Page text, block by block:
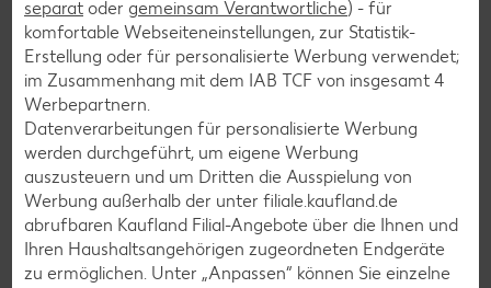
Vitamin E: 0 mg
Mineralstoffe
Calcium:7 mg
Eisen:0.53 mg
Kalium:358 mg
separat oder gemeinsam Verantwortliche) - für
komfortable Webseiteneinstellungen, zur Statistik-
Erstellung oder für personalisierte Werbung verwendet;
im Zusammenhang mit dem IAB TCF von insgesamt 4
Werbepartnern.
Datenverarbeitungen für personalisierte Werbung
werden durchgeführt, um eigene Werbung
auszusteuern und um Dritten die Ausspielung von
Werbung außerhalb der unter filiale.kaufland.de
abrufbaren Kaufland Filial-Angebote über die Ihnen und
Ihren Haushaltsangehörigen zugeordneten Endgeräte
zu ermöglichen. Unter „Anpassen“ können Sie einzelne